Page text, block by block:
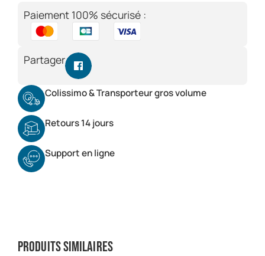
Paiement 100% sécurisé :
Partager
Colissimo & Transporteur gros volume
Retours 14 jours
Support en ligne
Produits similaires